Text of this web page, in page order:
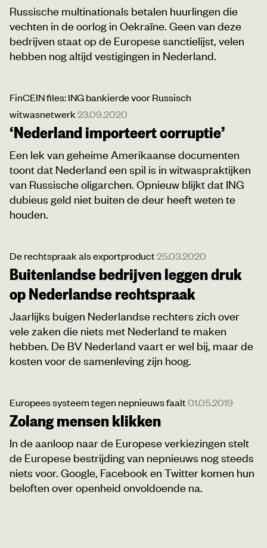
Russische multinationals betalen huurlingen die
vechten in de oorlog in Oekraïne. Geen van deze
bedrijven staat op de Europese sanctielijst, velen
hebben nog altijd vestigingen in Nederland.
FinCEIN files: ING bankierde voor Russisch
witwasnetwerk23.09.2020
‘Nederland importeert corruptie’
Een lek van geheime Amerikaanse documenten
toont dat Nederland een spil is in witwaspraktijken
van Russische oligarchen. Opnieuw blijkt dat ING
dubieus geld niet buiten de deur heeft weten te
houden.
De rechtspraak als exportproduct25.03.2020
Buitenlandse bedrijven leggen druk
op Nederlandse rechtspraak
Jaarlijks buigen Nederlandse rechters zich over
vele zaken die niets met Nederland te maken
hebben. De BV Nederland vaart er wel bij, maar de
kosten voor de samenleving zijn hoog.
Europees systeem tegen nepnieuws faalt01.05.2019
Zolang mensen klikken
In de aanloop naar de Europese verkiezingen stelt
de Europese bestrijding van nepnieuws nog steeds
niets voor. Google, Facebook en Twitter komen hun
beloften over openheid onvoldoende na.